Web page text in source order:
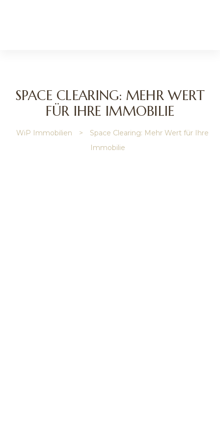
SPACE CLEARING: MEHR WERT
FÜR IHRE IMMOBILIE
WiP Immobilien >
Space Clearing: Mehr Wert für Ihre
Immobilie